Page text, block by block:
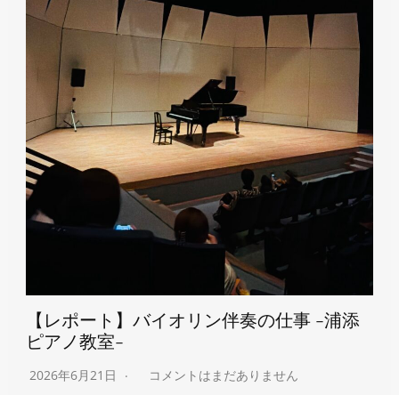
【レポート】バイオリン伴奏の仕事 -浦添
ピアノ教室-
2026年6月21日 コメントはまだありません